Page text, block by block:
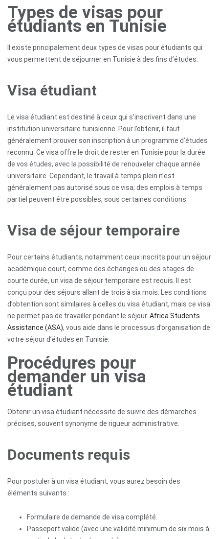
Accueil
A
propos
Étudier
Tunisie
Formations
Types de visas pour
étudiants en Tunisie
Il existe principalement deux types de visas pour étudiants qui
vous permettent de séjourner en Tunisie à des fins d’études.
Visa étudiant
Le visa étudiant est destiné à ceux qui s’inscrivent dans une
institution universitaire tunisienne. Pour l’obtenir, il faut
généralement prouver son inscription à un programme d’études
reconnu. Ce visa offre le droit de rester en Tunisie pour la durée
de vos études, avec la possibilité de renouveler chaque année
universitaire. Cependant, le travail à temps plein n’est
généralement pas autorisé sous ce visa; des emplois à temps
partiel peuvent être possibles, sous certaines conditions.
Visa de séjour temporaire
Pour certains étudiants, notamment ceux inscrits pour un séjour
académique court, comme des échanges ou des stages de
courte durée, un visa de séjour temporaire est requis. Il est
conçu pour des séjours allant de trois à six mois. Les conditions
d’obtention sont similaires à celles du visa étudiant, mais ce visa
ne permet pas de travailler pendant le séjour. Africa Students
Assistance (ASA), vous aide dans le processus d’organisation de
votre séjour d’études en Tunisie.
Procédures pour
demander un visa
étudiant
Obtenir un visa étudiant nécessite de suivre des démarches
précises, souvent synonyme de rigueur administrative.
Documents requis
Pour postuler à un visa étudiant, vous aurez besoin des
éléments suivants :
Formulaire de demande de visa complété.
Passeport valide (avec une validité minimum de six mois à